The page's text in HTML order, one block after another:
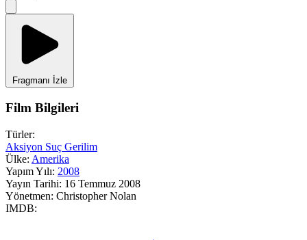
Fragmanı İzle
Film Bilgileri
Türler:
Aksiyon Suç Gerilim
Ülke: Amerika
Yapım Yılı: 2008
Yayın Tarihi: 16 Temmuz 2008
Yönetmen: Christopher Nolan
IMDB: